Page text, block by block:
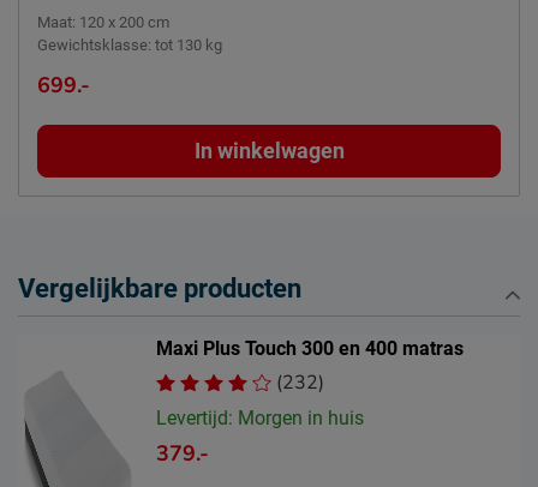
Maat: 120 x 200 cm
Gewichtsklasse: tot 130 kg
699.-
In winkelwagen
Vergelijkbare producten
Maxi Plus Touch 300 en 400 matras
(232)
Levertijd: Morgen in huis
379.-